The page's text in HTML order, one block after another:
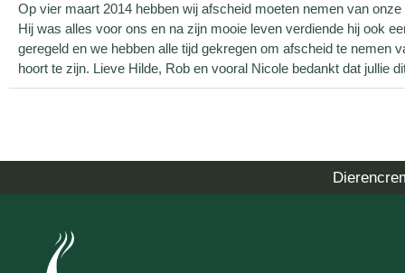
Op vier maart 2014 hebben wij afscheid moeten nemen van
Hij was alles voor ons en na zijn mooie leven verdiende hij ook
geregeld en we hebben alle tijd gekregen om afscheid te nemen
hoort te zijn. Lieve Hilde, Rob en vooral Nicole bedankt dat jullie